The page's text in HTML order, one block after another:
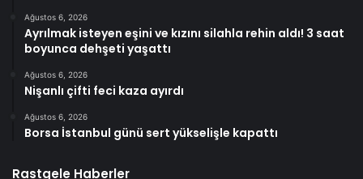
Ağustos 6, 2026
Ayrılmak isteyen eşini ve kızını silahla rehin aldı! 3 saat
boyunca dehşeti yaşattı
Ağustos 6, 2026
Nişanlı çifti feci kaza ayırdı
Ağustos 6, 2026
Borsa İstanbul günü sert yükselişle kapattı
Rastgele Haberler